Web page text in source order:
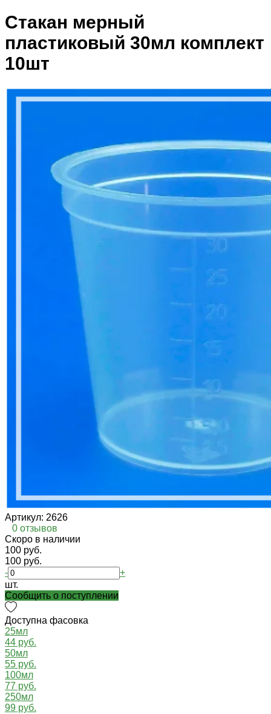
Стакан мерный
пластиковый 30мл комплект
10шт
Артикул: 2626
0 отзывов
Cкоро в наличии
100 руб.
100 руб.
-
+
шт.
Cообщить о поступлении
Доступна фасовка
25мл
44 руб.
50мл
55 руб.
100мл
77 руб.
250мл
99 руб.